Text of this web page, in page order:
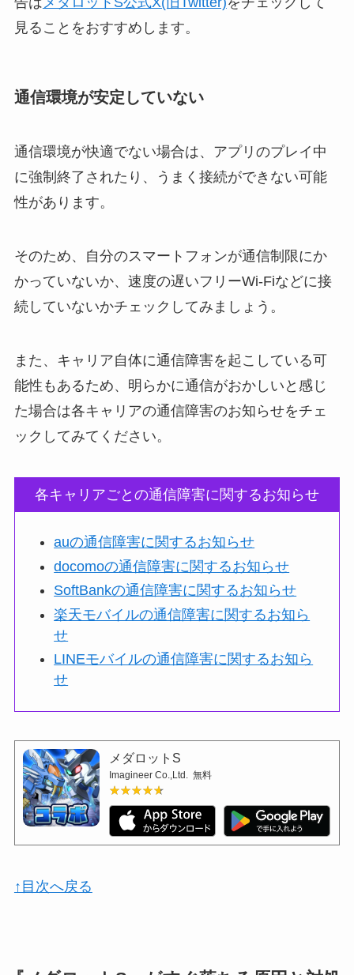
見ることをおすすめします。
通信環境が安定していない
通信環境が快適でない場合は、アプリのプレイ中
に強制終了されたり、うまく接続ができない可能
性があります。
そのため、自分のスマートフォンが通信制限にか
かっていないか、速度の遅いフリーWi-Fiなどに接
続していないかチェックしてみましょう。
また、キャリア自体に通信障害を起こしている可
能性もあるため、明らかに通信がおかしいと感じ
た場合は各キャリアの通信障害のお知らせをチェ
ックしてみてください。
各キャリアごとの通信障害に関するお知らせ
auの通信障害に関するお知らせ
docomoの通信障害に関するお知らせ
SoftBankの通信障害に関するお知らせ
楽天モバイルの通信障害に関するお知ら
せ
LINEモバイルの通信障害に関するお知ら
せ
メダロットS
Imagineer Co.,Ltd. 無料
★★★★★
★★★★★
↑目次へ戻る